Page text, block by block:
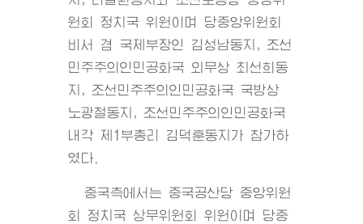
원회 정치국 위원이며 당중앙위원회
비서 겸 국제부장인 김성남동지, 조선
민주주의인민공화국 외무상 최선희동
지, 조선민주주의인민공화국 국방상
노광철동지, 조선민주주의인민공화국
내각 제1부총리 김덕훈동지가 참가하
였다.
중국측에서는 중국공산당 중앙위원
회 정치국 상무위원회 위원이며 당중